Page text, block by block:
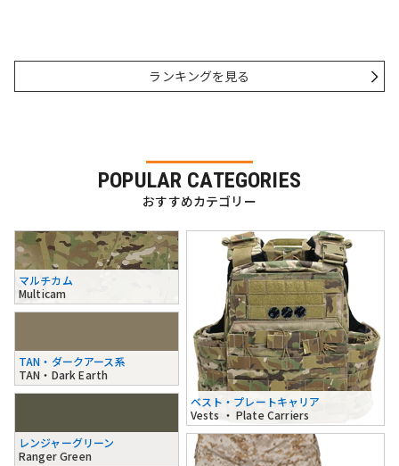
ランキングを見る
POPULAR CATEGORIES
おすすめカテゴリー
マルチカム
Multicam
TAN・ダークアース系
TAN・Dark Earth
レンジャーグリーン
Ranger Green
ベスト・プレートキャリア
Vests ・ Plate Carriers